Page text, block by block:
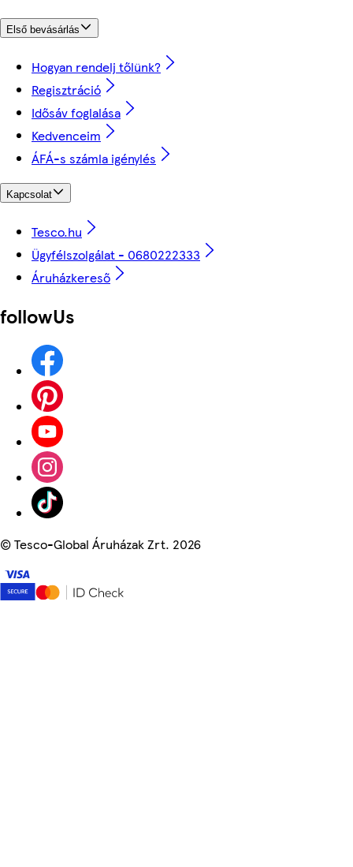
Első bevásárlás
Hogyan rendelj tőlünk?
Regisztráció
Idősáv foglalása
Kedvenceim
ÁFÁ-s számla igénylés
Kapcsolat
Tesco.hu
Ügyfélszolgálat - 0680222333
Áruházkereső
followUs
©Tesco-Global Áruházak Zrt. 2026